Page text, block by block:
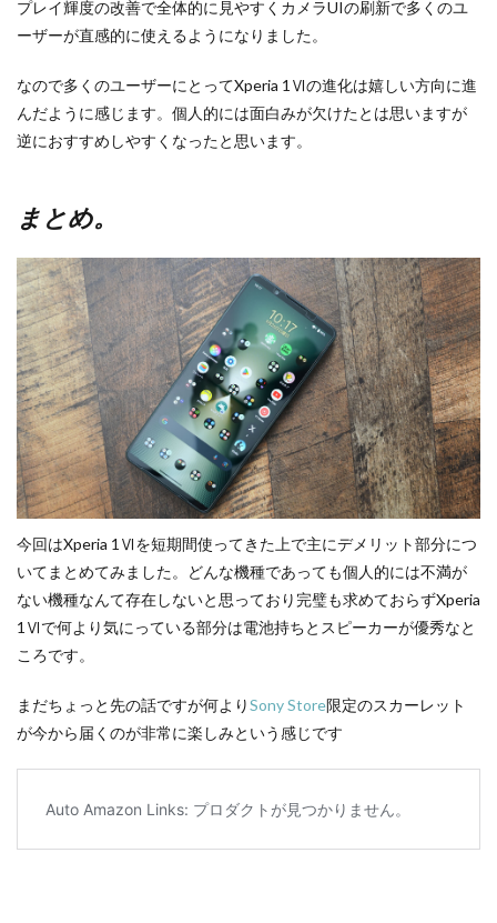
プレイ輝度の改善で全体的に見やすくカメラUIの刷新で多くのユ
ーザーが直感的に使えるようになりました。
なので多くのユーザーにとってXperia 1Ⅵの進化は嬉しい方向に進
んだように感じます。個人的には面白みが欠けたとは思いますが
逆におすすめしやすくなったと思います。
まとめ。
今回はXperia 1Ⅵを短期間使ってきた上で主にデメリット部分につ
いてまとめてみました。どんな機種であっても個人的には不満が
ない機種なんて存在しないと思っており完璧も求めておらずXperia
1Ⅵで何より気にっている部分は電池持ちとスピーカーが優秀なと
ころです。
まだちょっと先の話ですが何よりSony Store限定のスカーレット
が今から届くのが非常に楽しみという感じです